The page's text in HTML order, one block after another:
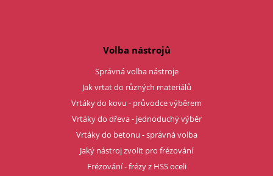
Volba nástrojů
Správná volba nástroje
Jak vrtat do různých materiálů
Vrtáky do kovu - průvodce výběrem
Vrtáky do dřeva - jednoduchý výběr
Vrtáky do betonu - správná volba
Jaký nástroj zvolit pro frézování
Frézování - frézy z HSS oceli